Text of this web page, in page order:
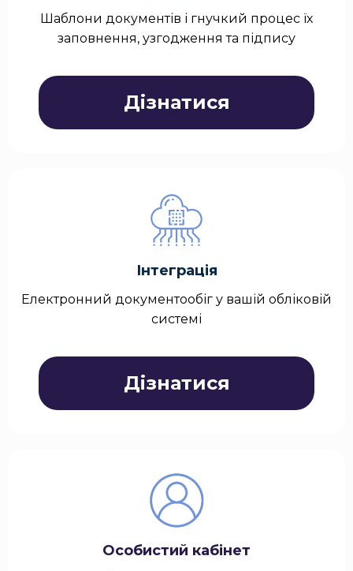
Шаблони документів і гнучкий процес їх
заповнення, узгодження та підпису
Дізнатися
Інтеграція
Електронний документообіг у вашій обліковій
системі
Дізнатися
Особистий кабінет